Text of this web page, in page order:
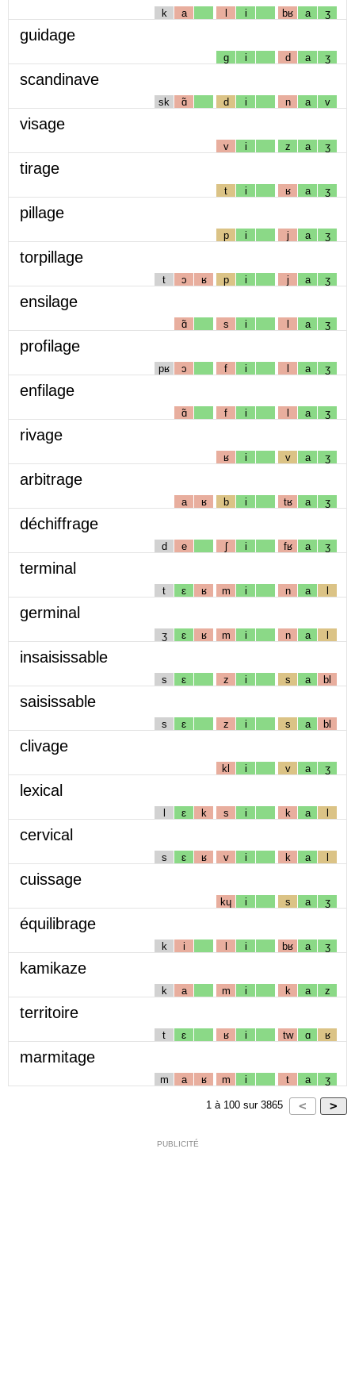
k a l i bʁ a ʒ
guidage
g i d a ʒ
scandinave
sk ɑ̃ d i n a v
visage
v i z a ʒ
tirage
t i ʁ a ʒ
pillage
p i j a ʒ
torpillage
t ɔ ʁ p i j a ʒ
ensilage
ɑ̃ s i l a ʒ
profilage
pʁ ɔ f i l a ʒ
enfilage
ɑ̃ f i l a ʒ
rivage
ʁ i v a ʒ
arbitrage
a ʁ b i tʁ a ʒ
déchiffrage
d e ʃ i fʁ a ʒ
terminal
t ɛ ʁ m i n a l
germinal
ʒ ɛ ʁ m i n a l
insaisissable
s ɛ z i s a bl
saisissable
s ɛ z i s a bl
clivage
kl i v a ʒ
lexical
l ɛ k s i k a l
cervical
s ɛ ʁ v i k a l
cuissage
kɥ i s a ʒ
équilibrage
k i l i bʁ a ʒ
kamikaze
k a m i k a z
territoire
t ɛ ʁ i tw ɑ ʁ
marmitage
m a ʁ m i t a ʒ
1 à 100 sur 3865
PUBLICITÉ